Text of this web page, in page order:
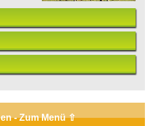
- Zum Menü ⇧